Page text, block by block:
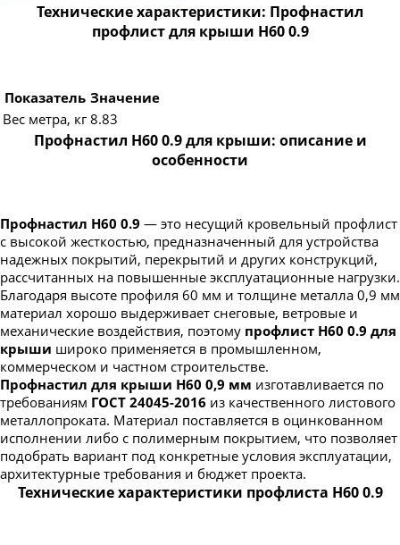
Технические характеристики: Профнастил
профлист для крыши Н60 0.9
Показатель Значение
Вес метра, кг 8.83
Профнастил Н60 0.9 для крыши: описание и
особенности
Профнастил Н60 0.9 — это несущий кровельный профлист
с высокой жесткостью, предназначенный для устройства
надежных покрытий, перекрытий и других конструкций,
рассчитанных на повышенные эксплуатационные нагрузки.
Благодаря высоте профиля 60 мм и толщине металла 0,9 мм
материал хорошо выдерживает снеговые, ветровые и
механические воздействия, поэтому профлист Н60 0.9 для
крыши широко применяется в промышленном,
коммерческом и частном строительстве.
Профнастил для крыши Н60 0,9 мм изготавливается по
требованиям ГОСТ 24045-2016 из качественного листового
металлопроката. Материал поставляется в оцинкованном
исполнении либо с полимерным покрытием, что позволяет
подобрать вариант под конкретные условия эксплуатации,
архитектурные требования и бюджет проекта.
Технические характеристики профлиста Н60 0.9